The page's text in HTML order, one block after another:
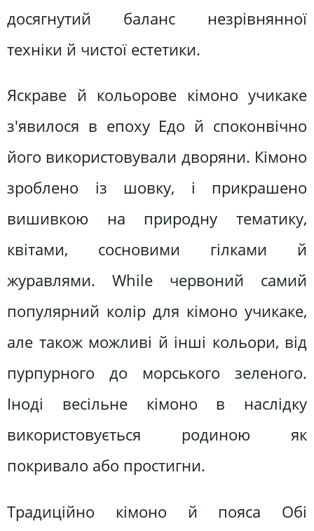
досягнутий баланс незрівнянної
техніки й чистої естетики.
Яскраве й кольорове кімоно учикаке
з'явилося в епоху Едо й споконвічно
його використовували дворяни. Кімоно
зроблено із шовку, і прикрашено
вишивкою на природну тематику,
квітами, сосновими гілками й
журавлями. Whіle червоний самий
популярний колір для кімоно учикаке,
але також можливі й інші кольори, від
пурпурного до морського зеленого.
Іноді весільне кімоно в наслідку
використовується родиною як
покривало або простигни.
Традиційно кімоно й пояса Обі